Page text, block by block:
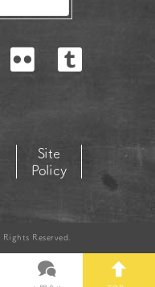
Site
Policy
Reserved.